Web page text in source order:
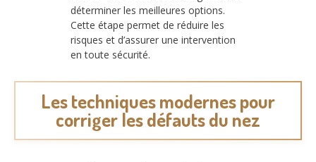
déterminer les meilleures options.
Cette étape permet de réduire les
risques et d’assurer une intervention
en toute sécurité.
Les techniques modernes pour
corriger les défauts du nez